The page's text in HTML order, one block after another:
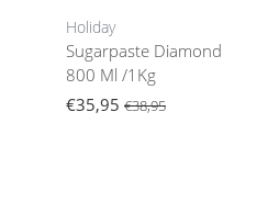
Holiday
Sugarpaste Diamond
800 Ml /1Kg
€35,95 €38,95